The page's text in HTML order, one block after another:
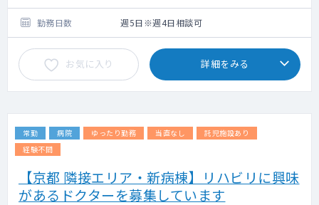
勤務日数 週5日※週4日相談可
お気に入り 詳細をみる
常勤 病院 ゆったり勤務 当直なし
託児施設あり
経験不問
【京都 隣接エリア・新病棟】リハビリに興味
があるドクターを募集しています